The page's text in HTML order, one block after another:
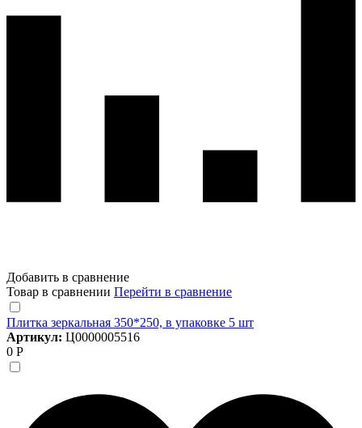
Добавить в сравнение
Товар в сравнении Перейти в сравнение
Плитка зеркальная 350*250, в упаковке 5 шт
Артикул: Ц0000005516
0 Р